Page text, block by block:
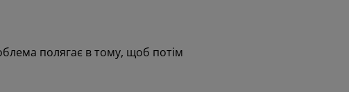
полягає в тому, щоб потім